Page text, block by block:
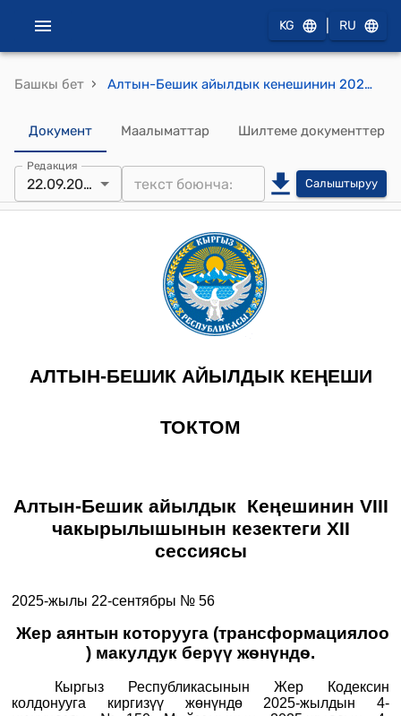
KG RU
Башкы бет › Алтын-Бешик айылдык кенешинин 2025-жылдын 22-сентябрындагы №56 "Жер аянтын которууга (трансформациялоо ) макулдук берүү жѳнүндѳ" токтому.
Документ Маалыматтар Шилтеме документтер
Редакция
22.09.2025 Салыштыруу